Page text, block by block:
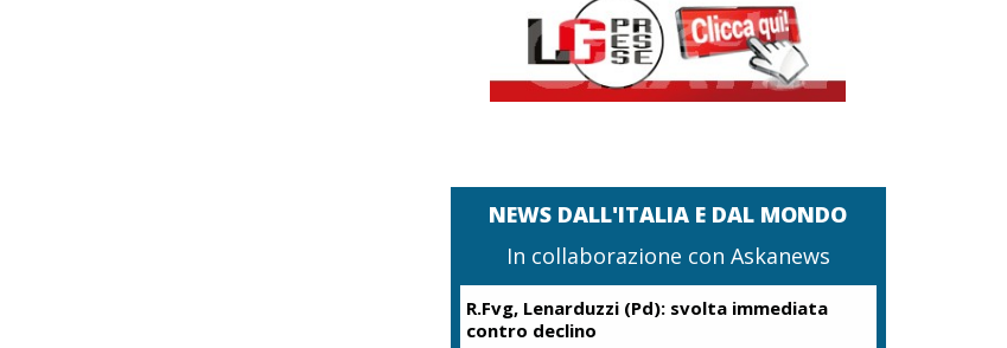
NEWS DALL'ITALIA E DAL MONDO
In collaborazione con Askanews
R.Fvg, Lenarduzzi (Pd): svolta immediata
contro declino